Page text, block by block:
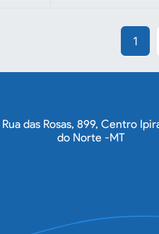
1
Rua das Rosas, 899, Centro
do Norte -MT